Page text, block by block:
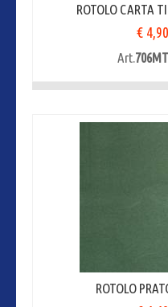
ROTOLO CARTA
€ 4,90
Art.
ROTOLO